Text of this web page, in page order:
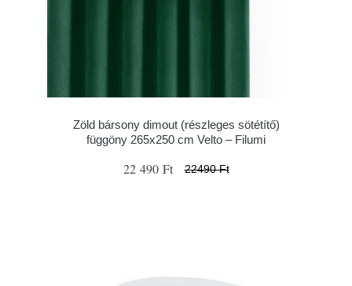
Zöld bársony dimout (részleges sötétítő)
függöny 265x250 cm Velto – Filumi
22 490 Ft 22490 Ft